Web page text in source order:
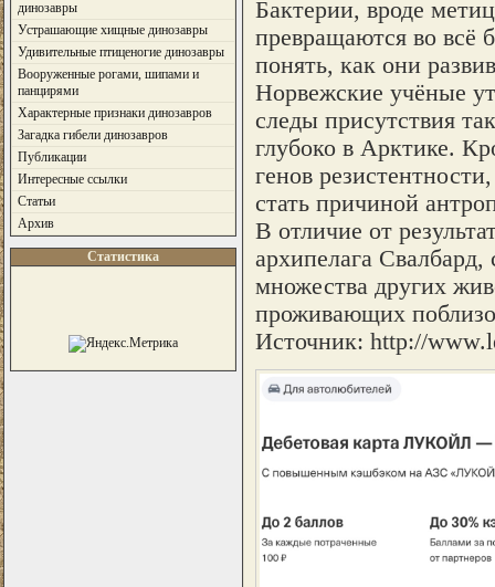
динозавры
Устрашающие хищные динозавры
Удивительные птиценогие динозавры
Вооруженные рогами, шипами и
панцирями
Характерные признаки динозавров
Загадка гибели динозавров
Публикации
Интересные ссылки
Статьи
Архив
Статистика
Бактерии, вроде
превращаются во всё
понять, как они
Норвежские учёные
следы присутствия
глубоко в Арктике.
генов
стать причиной
В отличие от
архипелага
множества других
проживающих
Источник: http://